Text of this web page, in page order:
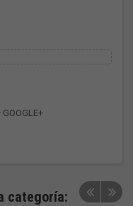
GOOGLE+
categoría: